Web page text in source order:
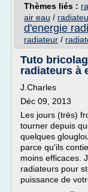
Thèmes liés :
air eau /
d'energie
radiateur /
Tuto
radiateurs à
J.Charles
Déc 09, 2013
Les jours (très)
tourner depuis
quelques
parce qu'ils
moins efficaces.
radiateurs pour
puissance de